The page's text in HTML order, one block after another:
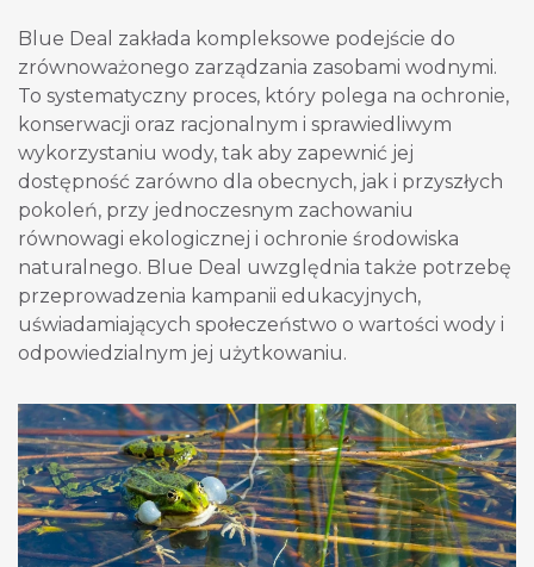
Blue Deal zakłada kompleksowe podejście do
zrównoważonego zarządzania zasobami wodnymi.
To systematyczny proces, który polega na ochronie,
konserwacji oraz racjonalnym i sprawiedliwym
wykorzystaniu wody, tak aby zapewnić jej
dostępność zarówno dla obecnych, jak i przyszłych
pokoleń, przy jednoczesnym zachowaniu
równowagi ekologicznej i ochronie środowiska
naturalnego. Blue Deal uwzględnia także potrzebę
przeprowadzenia kampanii edukacyjnych,
uświadamiających społeczeństwo o wartości wody i
odpowiedzialnym jej użytkowaniu.